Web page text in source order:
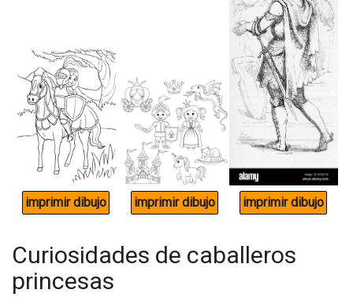
Curiosidades de caballeros
princesas